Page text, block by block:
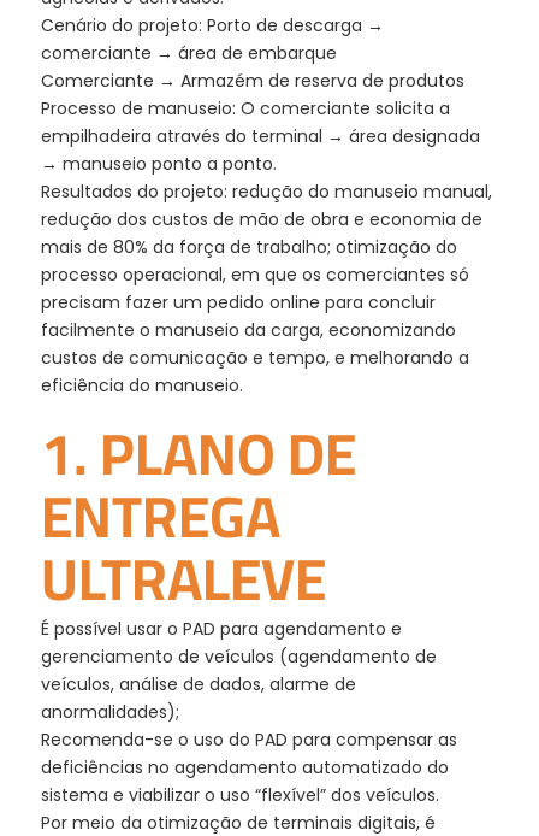
1. PLANO DE
ENTREGA
ULTRALEVE
É possível usar o PAD para agendamento e
gerenciamento de veículos (agendamento de
veículos, análise de dados, alarme de
anormalidades);
Recomenda-se o uso do PAD para compensar as
deficiências no agendamento automatizado do
sistema e viabilizar o uso “flexível” dos veículos.
Por meio da otimização de terminais digitais, é
Cenário do projeto: Porto de descarga →
comerciante → área de embarque
Comerciante → Armazém de reserva de produtos
Processo de manuseio: O comerciante solicita a
empilhadeira através do terminal → área designada
→ manuseio ponto a ponto.
Resultados do projeto: redução do manuseio manual,
redução dos custos de mão de obra e economia de
mais de 80% da força de trabalho; otimização do
processo operacional, em que os comerciantes só
precisam fazer um pedido online para concluir
facilmente o manuseio da carga, economizando
custos de comunicação e tempo, e melhorando a
eficiência do manuseio.